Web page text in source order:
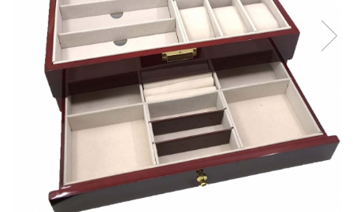
Cele mai votate
Cu video
0 Lei - 100 Lei
100 Lei - 200 Lei
200 Lei - 300 Lei
300 Lei - 500 Lei
500 Lei - 1000 Lei
1000 Lei +